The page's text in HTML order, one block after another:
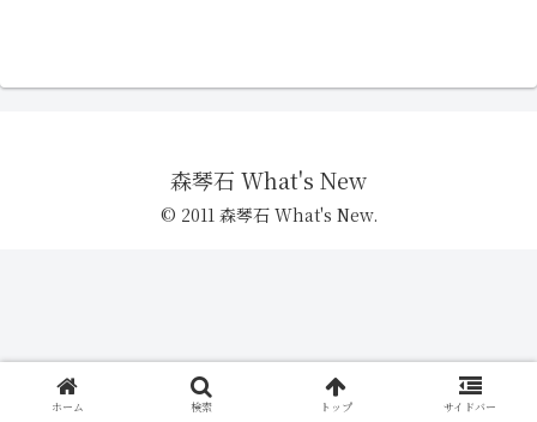
森琴石 What's New
© 2011 森琴石 What's New.
ホーム 検索 トップ サイドバー